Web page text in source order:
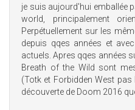
je suis aujourd'hui emballée
world, principalement
Perpétuellement sur les
depuis qqes années et
actuels. Apres qqes années
Breath of the Wild sont
(Totk et Forbidden West
découverte de Doom 2016